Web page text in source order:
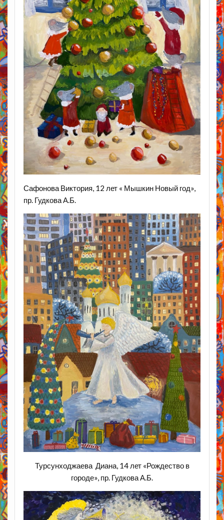
Сафонова Виктория, 12 лет « Мышкин Новый год»,
пр. Гудкова А.Б.
Турсунходжаева Диана, 14 лет «Рождество в
городе», пр. Гудкова А.Б.